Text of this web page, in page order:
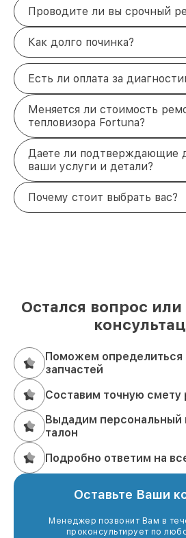
Проводите ли вы срочный
Как долго починка?
Есть ли оплата за
Меняется ли стоимость
тепловизора Fortuna?
Даете ли подтверждающие
ваши услуги и детали?
Почему стоит выбрать вас?
Остался вопрос
Поможем определиться
запчастей
Составим точную смету
Выдадим персональный
талон
Подробно ответим на
Оставьте Ваши
Менеджер позвонит Вам в
проконсультирует по